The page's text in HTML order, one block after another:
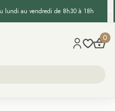
lundi au vendredi de 8h30 à 18h
0